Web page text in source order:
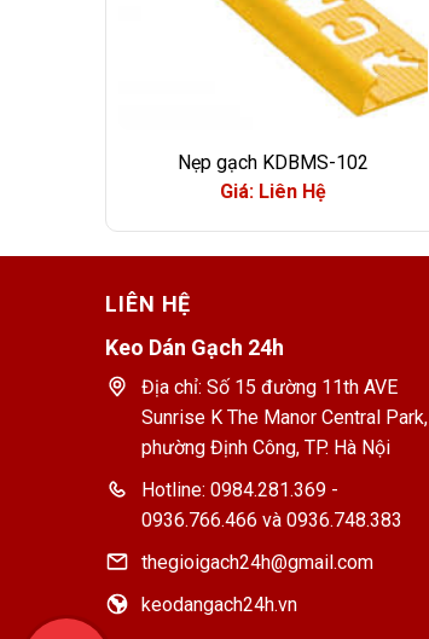
Nẹp gạch KDBMS-102
Giá: Liên Hệ
LIÊN HỆ
Keo Dán Gạch 24h
Địa chỉ: Số 15 đường 11th AVE
Sunrise K The Manor Central Park,
phường Định Công, TP. Hà Nội
Hotline: 0984.281.369 -
0936.766.466 và 0936.748.383
thegioigach24h@gmail.com
keodangach24h.vn